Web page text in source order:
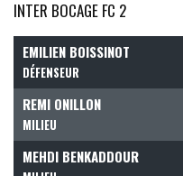
INTER BOCAGE FC 2
EMILIEN BOISSINOT
DÉFENSEUR
REMI ONILLON
MILIEU
MEHDI BENKADDOUR